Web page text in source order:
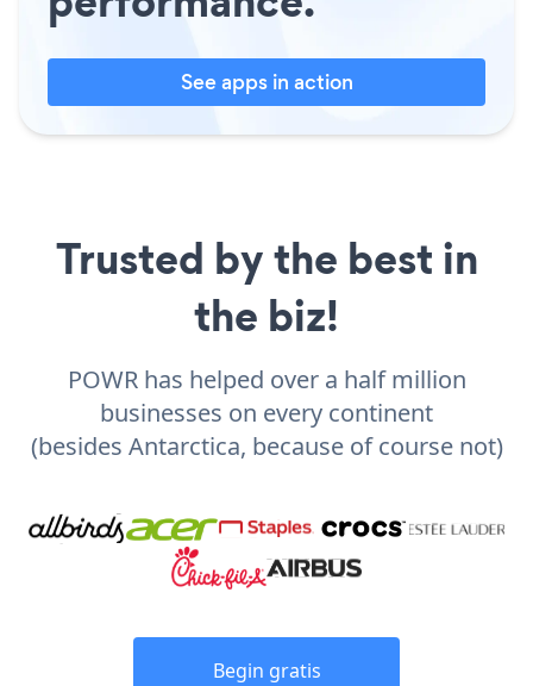
See apps in action
Trusted by the best in
the biz!
POWR has helped over a half million
businesses on every continent
(besides Antarctica, because of course not)
Begin gratis